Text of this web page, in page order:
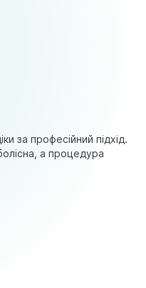
за професійний підхід.
а процедура